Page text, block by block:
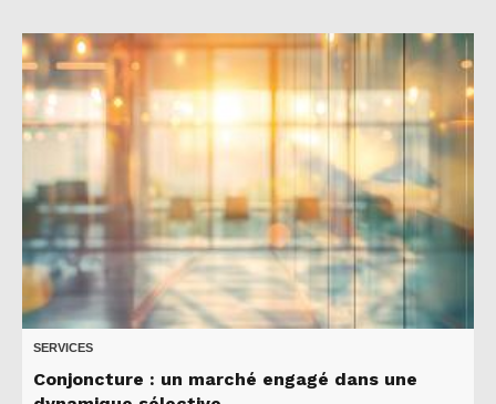
SERVICES
Conjoncture : un marché engagé dans une